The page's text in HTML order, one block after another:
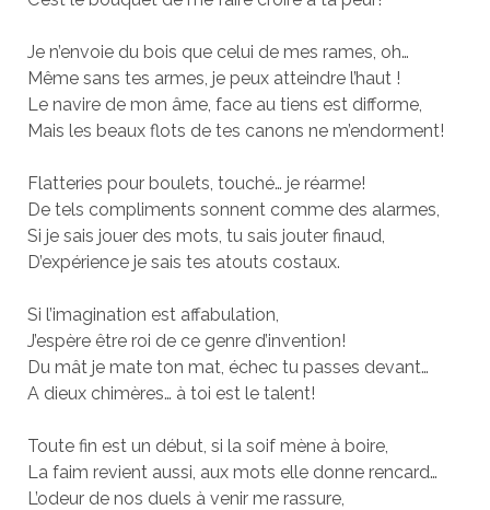
Je n’envoie du bois que celui de mes rames, oh…
Même sans tes armes, je peux atteindre l’haut !
Le navire de mon âme, face au tiens est difforme,
Mais les beaux flots de tes canons ne m’endorment!
Flatteries pour boulets, touché… je réarme!
De tels compliments sonnent comme des alarmes,
Si je sais jouer des mots, tu sais jouter finaud,
D’expérience je sais tes atouts costaux.
Si l’imagination est affabulation,
J’espère être roi de ce genre d’invention!
Du mât je mate ton mat, échec tu passes devant…
A dieux chimères… à toi est le talent!
Toute fin est un début, si la soif mène à boire,
La faim revient aussi, aux mots elle donne rencard…
L’odeur de nos duels à venir me rassure,